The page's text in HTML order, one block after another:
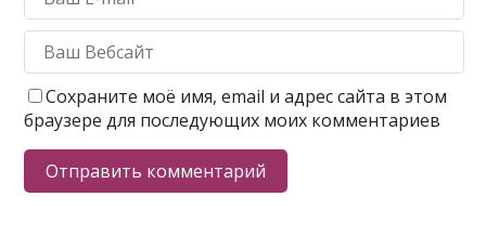
Сохраните моё имя, email и адрес сайта в этом
браузере для последующих моих комментариев